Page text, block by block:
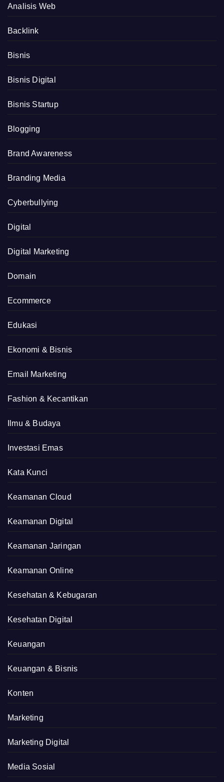
Analisis Web
Backlink
Bisnis
Bisnis Digital
Bisnis Startup
Blogging
Brand Awareness
Branding Media
Cyberbullying
Digital
Digital Marketing
Domain
Ecommerce
Edukasi
Ekonomi & Bisnis
Email Marketing
Fashion & Kecantikan
Ilmu & Budaya
Investasi Emas
Kata Kunci
Keamanan Cloud
Keamanan Digital
Keamanan Jaringan
Keamanan Online
Kesehatan & Kebugaran
Kesehatan Digital
Keuangan
Keuangan & Bisnis
Konten
Marketing
Marketing Digital
Media Sosial